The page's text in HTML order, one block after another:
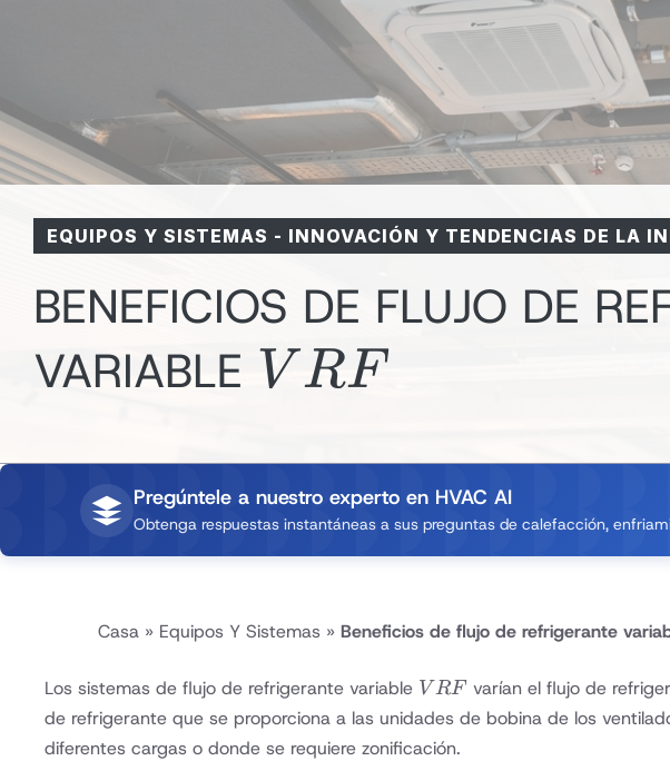
EQUIPOS Y SISTEMAS - INNOVACIÓN Y TENDENCIAS DE LA
BENEFICIOS DE FLUJO DE
VARIABLE VRF
V RF
Pregúntele a nuestro experto en HVAC AI
Obtenga respuestas instantáneas a sus preguntas de calefacción,
Casa » Equipos Y Sistemas » Beneficios de flujo de refrigerante
Los sistemas de flujo de refrigerante variable VRF
V RFvarían el flujo de
de refrigerante que se proporciona a las unidades de bobina de los
diferentes cargas o donde se requiere zonificación.